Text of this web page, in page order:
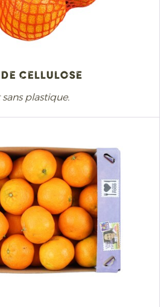
cellulose
sans plastique.